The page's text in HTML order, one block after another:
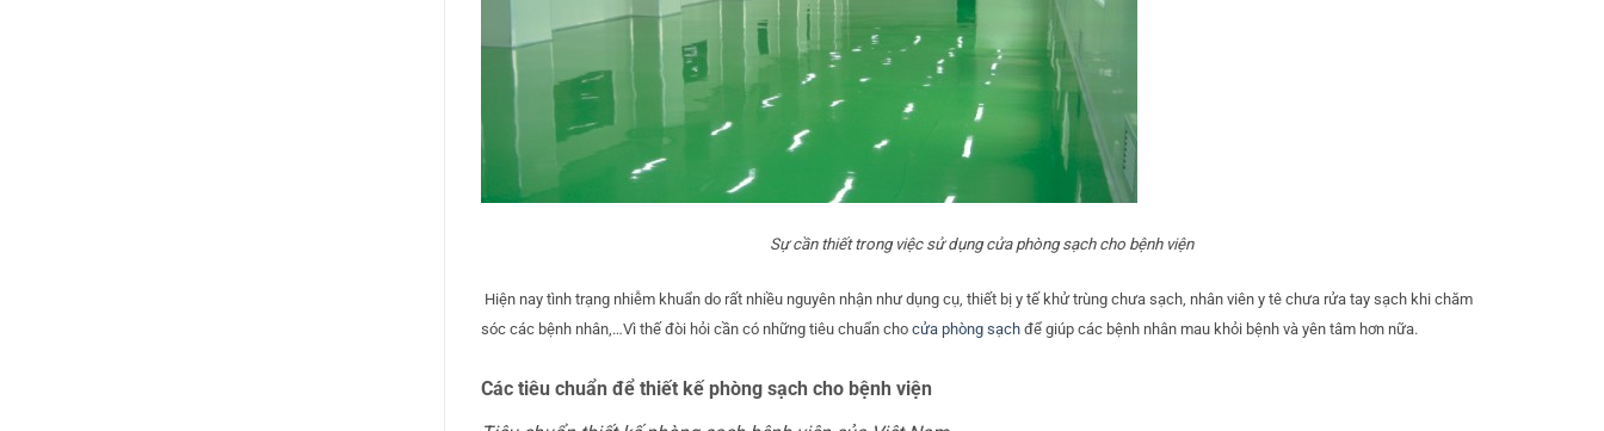
Sự cần thiết trong việc sử dụng cửa phòng sạch cho bệnh viện
Hiện nay tình trạng nhiễm khuẩn do rất nhiều nguyên nhận như dụng cụ, thiết bị y tế khử trùng chưa sạch, nhân viên y tê chưa rửa tay sạch khi chăm
sóc các bệnh nhân,…Vì thế đòi hỏi cần có những tiêu chuẩn cho cửa phòng sạch để giúp các bệnh nhân mau khỏi bệnh và yên tâm hơn nữa.
Các tiêu chuẩn để thiết kế phòng sạch cho bệnh viện